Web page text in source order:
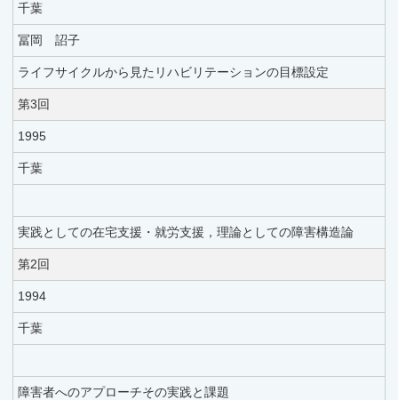
千葉
冨岡 詔子
ライフサイクルから見たリハビリテーションの目標設定
第3回
1995
千葉
実践としての在宅支援・就労支援，理論としての障害構造論
第2回
1994
千葉
障害者へのアプローチその実践と課題